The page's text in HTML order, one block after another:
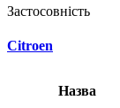
Застосовність
Citroen
Назва